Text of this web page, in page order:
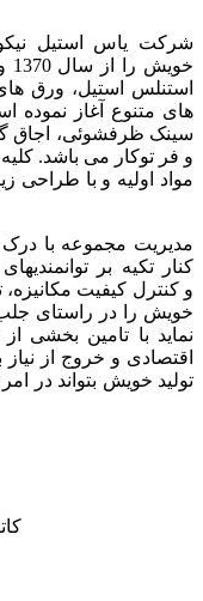
شرکت یاس استیل
استنلس استیل، ورق
های متنوع آغاز
سینک ظرفشوئی، اجاق
و فر توکار می باشد.
مواد اولیه و با طراحی
مدیریت مجموعه با درک
کنار تکیه بر
خویش را در راستای
نماید با تامین بخشی از
اقتصادی و خروج از نیاز
تولید خویش بتواند در